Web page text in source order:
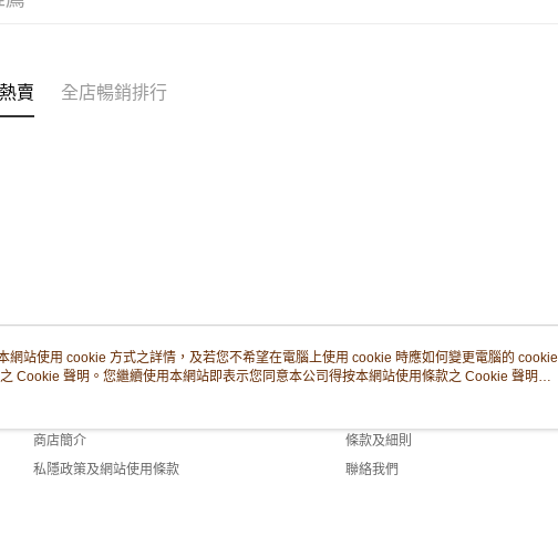
賣 全店暢銷排行
關於我們
商店簡介
私隱政策及網站使用條款
客戶服務
條款及細則
聯絡我們
網站使用 cookie 方式之詳情，及若您不希望在電腦上使用 cookie 時應如何變更電腦的 cookie
Cookie 聲明。您繼續使用本網站即表示您同意本公司得按本網站使用條款之 Cookie 聲明使